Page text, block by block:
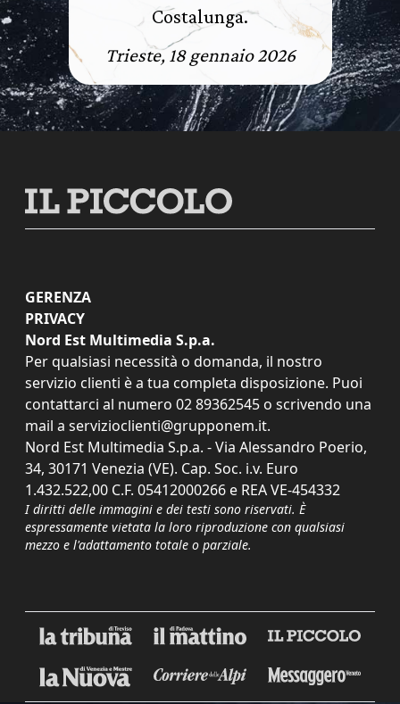
Costalunga.
Trieste, 18 gennaio 2026
GERENZA
PRIVACY
Nord Est Multimedia S.p.a.
Per qualsiasi necessità o domanda, il nostro
servizio clienti è a tua completa disposizione. Puoi
contattarci al numero 02 89362545 o scrivendo una
mail a servizioclienti@grupponem.it.
Nord Est Multimedia S.p.a. - Via Alessandro Poerio,
34, 30171 Venezia (VE). Cap. Soc. i.v. Euro
1.432.522,00 C.F. 05412000266 e REA VE-454332
I diritti delle immagini e dei testi sono riservati. È
espressamente vietata la loro riproduzione con qualsiasi
mezzo e l'adattamento totale o parziale.